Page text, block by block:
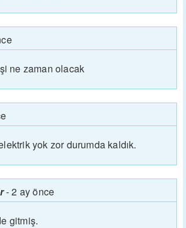
ne zaman olacak
yok zor durumda kaldık.
-2 ay önce
gitmiş.